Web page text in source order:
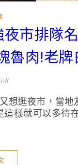
市排隊
魯肉!老
想逛夜市，當
樣就可以多待